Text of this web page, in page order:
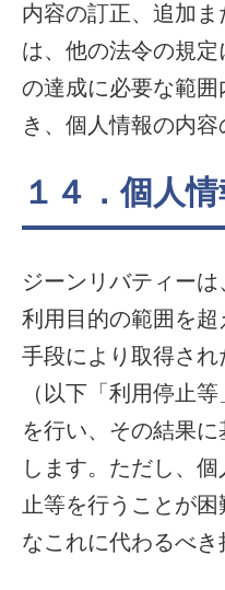
内容の訂正、追加
は、他の法令の規
の達成に必要な範
き、個人情報の内
１４．個人
ジーンリバティー
利用目的の範囲を
手段により取得さ
（以下「利用停止
を行い、その結果
します。ただし、
止等を行うことが
なこれに代わるべ